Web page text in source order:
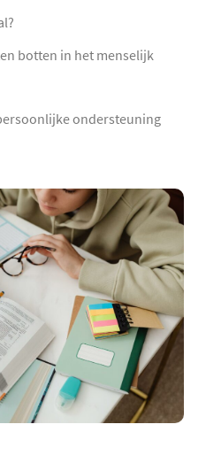
botten in het menselijk
ondersteuning